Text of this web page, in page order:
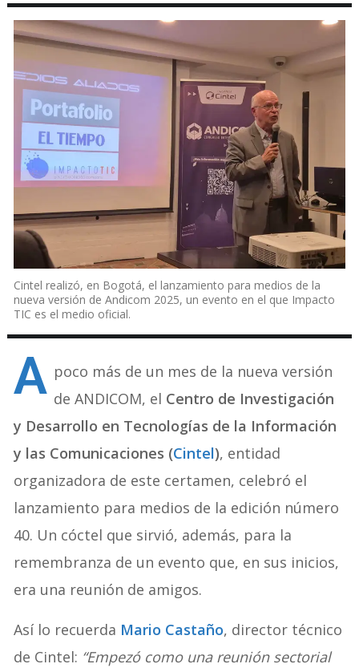
Cintel realizó, en Bogotá, el lanzamiento para medios de la
nueva versión de Andicom 2025, un evento en el que Impacto
TIC es el medio oficial.
A poco más de un mes de la nueva versión
de ANDICOM, el Centro de Investigación
y Desarrollo en Tecnologías de la Información
y las Comunicaciones (Cintel), entidad
organizadora de este certamen, celebró el
lanzamiento para medios de la edición número
40. Un cóctel que sirvió, además, para la
remembranza de un evento que, en sus inicios,
era una reunión de amigos.
Así lo recuerda Mario Castaño, director técnico
de Cintel: “Empezó como una reunión sectorial